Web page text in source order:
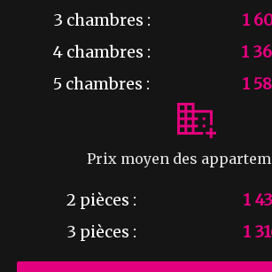
3 chambres : 1
4 chambres : 1
5 chambres : 1
Prix moyen des
2 pièces : 1
3 pièces : 1